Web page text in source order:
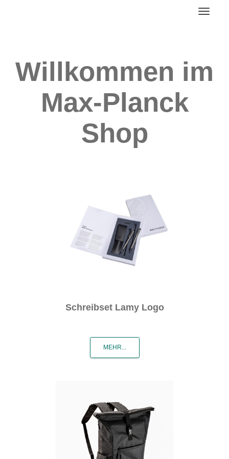
Willkommen im
Max-Planck
Shop
Schreibset Lamy Logo
MEHR...